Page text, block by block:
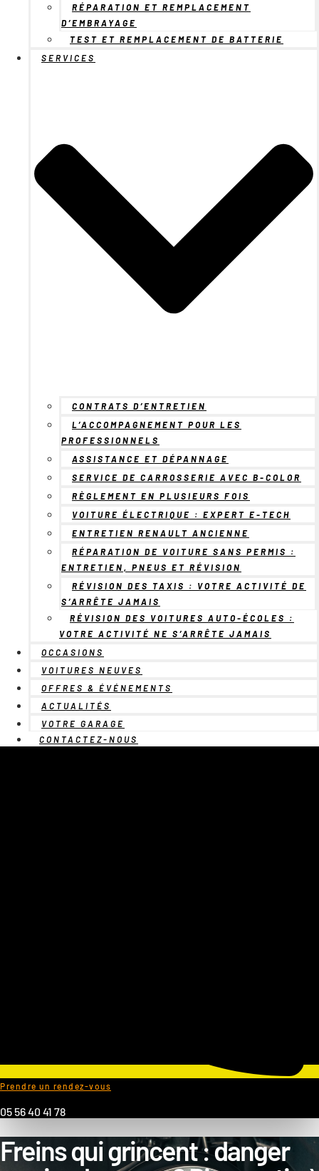
RÉPARATION ET REMPLACEMENT
D’EMBRAYAGE
TEST ET REMPLACEMENT DE BATTERIE
SERVICES
CONTRATS D’ENTRETIEN
L’ACCOMPAGNEMENT POUR LES
PROFESSIONNELS
ASSISTANCE ET DÉPANNAGE
SERVICE DE CARROSSERIE AVEC B-COLOR
RÈGLEMENT EN PLUSIEURS FOIS
VOITURE ÉLECTRIQUE : EXPERT E-TECH
ENTRETIEN RENAULT ANCIENNE
RÉPARATION DE VOITURE SANS PERMIS :
ENTRETIEN, PNEUS ET RÉVISION
RÉVISION DES TAXIS : VOTRE ACTIVITÉ DE
S’ARRÊTE JAMAIS
RÉVISION DES VOITURES AUTO-ÉCOLES :
VOTRE ACTIVITÉ NE S’ARRÊTE JAMAIS
OCCASIONS
VOITURES NEUVES
OFFRES & ÉVÉNEMENTS
ACTUALITÉS
VOTRE GARAGE
CONTACTEZ-NOUS
Prendre un rendez-vous
05 56 40 41 78
Freins qui grincent : danger